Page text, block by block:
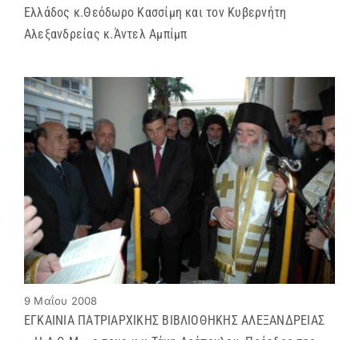
Ελλάδος κ.Θεόδωρο Κασσίμη και τον Κυβερνήτη
Αλεξανδρείας κ.Άντελ Αμπίμπ
9 Μαΐου 2008
ΕΓΚΑΙΝΙΑ ΠΑΤΡΙΑΡΧΙΚΗΣ ΒΙΒΛΙΟΘΗΚΗΣ ΑΛΕΞΑΝΔΡΕΙΑΣ